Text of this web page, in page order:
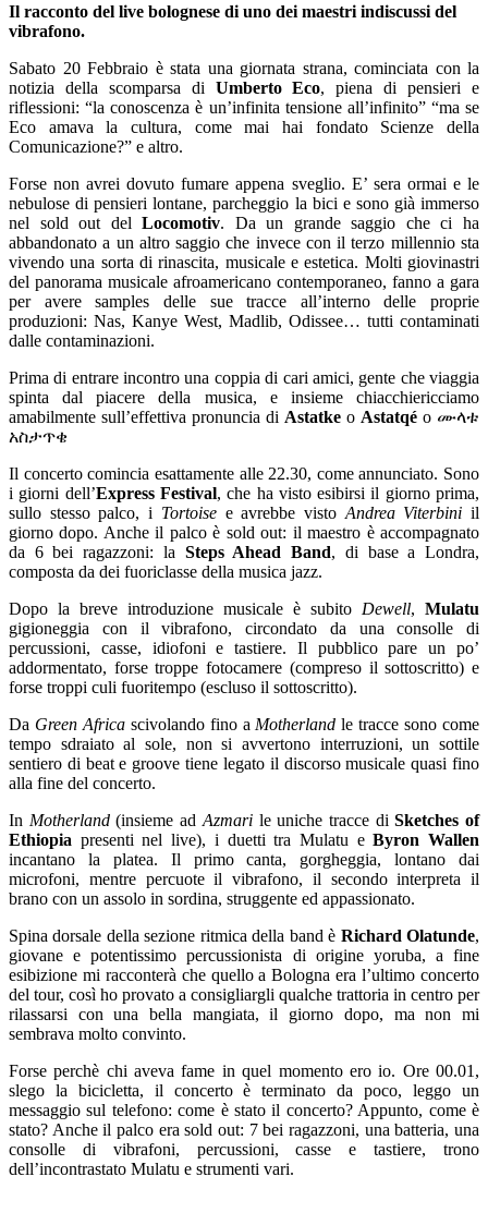
Il racconto del live bolognese di uno dei maestri indiscussi del
vibrafono.
Sabato 20 Febbraio è stata una giornata strana, cominciata con la
notizia della scomparsa di Umberto Eco, piena di pensieri e
riflessioni: “la conoscenza è un’infinita tensione all’infinito” “ma se
Eco amava la cultura, come mai hai fondato Scienze della
Comunicazione?” e altro.
Forse non avrei dovuto fumare appena sveglio. E’ sera ormai e le
nebulose di pensieri lontane, parcheggio la bici e sono già immerso
nel sold out delLocomotiv. Da un grande saggio che ci ha
abbandonato a un altro saggio che invece con il terzo millennio sta
vivendo una sorta di rinascita, musicale e estetica. Molti giovinastri
del panorama musicale afroamericano contemporaneo, fanno a gara
per avere samples delle sue tracce all’interno delle proprie
produzioni: Nas, Kanye West, Madlib, Odissee… tutti contaminati
dalle contaminazioni.
Prima di entrare incontro una coppia di cari amici, gente che viaggia
spinta dal piacere della musica, e insieme chiacchiericciamo
amabilmente sull’effettiva pronuncia di Astatke o Astatqé o ሙላቱ
አስታጥቄ
Il concerto comincia esattamente alle 22.30, come annunciato. Sono
i giorni dell’Express Festival, che ha visto esibirsi il giorno prima,
sullo stesso palco, i Tortoisee avrebbe visto Andrea Viterbini il
giorno dopo. Anche il palco è sold out: il maestro è accompagnato
da 6 bei ragazzoni: la Steps Ahead Band, di base a Londra,
composta da dei fuoriclasse della musica jazz.
Dopo la breve introduzione musicale è subito Dewell, Mulatu
gigioneggia con il vibrafono, circondato da una consolle di
percussioni, casse, idiofoni e tastiere. Il pubblico pare un po’
addormentato, forse troppe fotocamere (compreso il sottoscritto) e
forse troppi culi fuoritempo (escluso il sottoscritto).
Da Green Africascivolando fino a Motherland le tracce sono come
tempo sdraiato al sole, non si avvertono interruzioni, un sottile
sentiero di beat e groove tiene legato il discorso musicale quasi fino
alla fine del concerto.
In Motherland(insieme ad Azmarile uniche tracce diSketches of
Ethiopia presenti nel live), i duetti tra Mulatu eByron Wallen
incantano la platea. Il primo canta, gorgheggia, lontano dai
microfoni, mentre percuote il vibrafono, il secondo interpreta il
brano con un assolo in sordina, struggente ed appassionato.
Spina dorsale della sezione ritmica della band è Richard Olatunde,
giovane e potentissimo percussionista di origine yoruba, a fine
esibizione mi racconterà che quello a Bologna era l’ultimo concerto
del tour, così ho provato a consigliargli qualche trattoria in centro per
rilassarsi con una bella mangiata, il giorno dopo, ma non mi
sembrava molto convinto.
Forse perchè chi aveva fame in quel momento ero io. Ore 00.01,
slego la bicicletta, il concerto è terminato da poco, leggo un
messaggio sul telefono: come è stato il concerto? Appunto, come è
stato? Anche il palco era sold out: 7 bei ragazzoni, una batteria, una
consolle di vibrafoni, percussioni, casse e tastiere, trono
dell’incontrastato Mulatu e strumenti vari.